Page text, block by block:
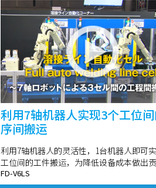
利用7轴机器人实现3个工位
序间搬运
利用7轴机器人的灵活性，1台机器人即可
工位间的工件搬运，为降低设备成本做出贡
FD-V6LS